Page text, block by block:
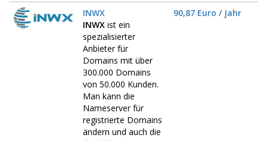
INWX
INWX ist ein
spezialisierter
Anbieter für
Domains mit über
300.000 Domains
von 50.000 Kunden.
Man kann die
Nameserver für
registrierte Domains
ändern und auch die
90,87 Euro / Jahr